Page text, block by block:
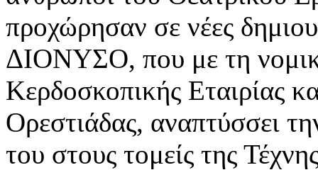
προχώρησαν σε νέες
ΔΙΟΝΥΣΟ, που με τη
Κερδοσκοπικής Εταιρίας
Ορεστιάδας, αναπτύσσει
του στους τομείς της